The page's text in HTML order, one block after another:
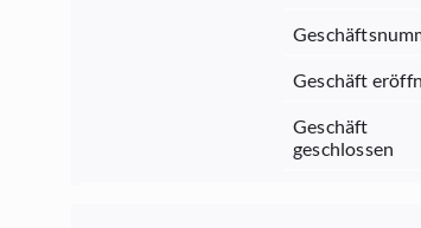
Geschäft
Geschäft
geschlossen